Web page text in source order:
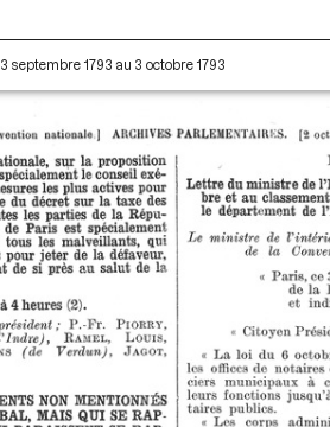
septembre 1793 au 3 octobre 1793